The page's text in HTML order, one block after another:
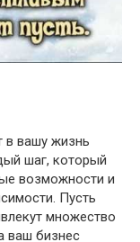
в вашу жизнь
шаг, который
возможности и
Пусть
множество
ваш бизнес